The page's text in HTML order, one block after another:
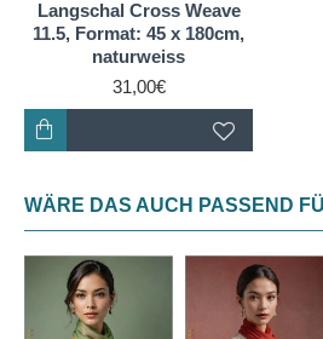
Langschal Cross Weave
11.5, Format: 45 x 180cm,
naturweiss
31,00€
WÄRE DAS AUCH PASSEND